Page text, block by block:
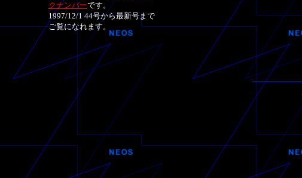
クナンバーです。
1997/12/1 44号から最新号まで
ご覧になれます。